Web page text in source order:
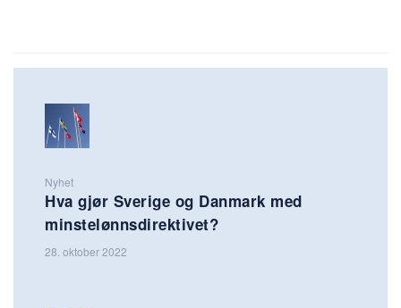
Nyhet
Hva gjør Sverige og Danmark med
minstelønnsdirektivet?
28. oktober 2022